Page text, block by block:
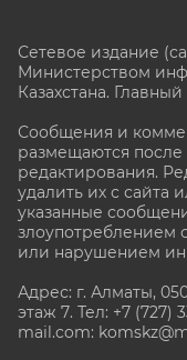
Сетевое издание
Министерством
Казахстана.
Сообщения и
размещаются
редактирования.
удалить их с сайта
указанные
злоупотреблением
или нарушением
Адрес: г. Алматы,
этаж 7. Тел: +7 (727)
mail.com: